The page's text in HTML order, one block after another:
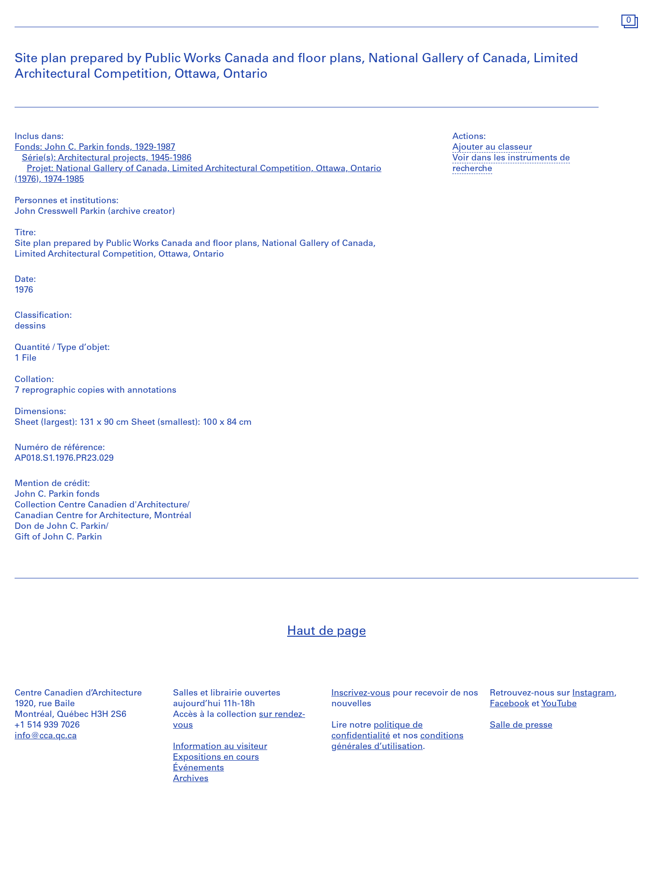
0
Site plan prepared by Public Works Canada and floor plans, National Gallery of Canada, Limited
Architectural Competition, Ottawa, Ontario
Inclus dans:
Fonds: John C. Parkin fonds, 1929-1987
Série(s): Architectural projects, 1945-1986
Projet: National Gallery of Canada, Limited Architectural Competition, Ottawa, Ontario
(1976), 1974-1985
Personnes et institutions:
John Cresswell Parkin (archive creator)
Titre:
Site plan prepared by Public Works Canada and floor plans, National Gallery of Canada,
Limited Architectural Competition, Ottawa, Ontario
Date:
1976
Classification:
dessins
Quantité / Type d’objet:
1 File
Collation:
7 reprographic copies with annotations
Dimensions:
Sheet (largest): 131 x 90 cm Sheet (smallest): 100 x 84 cm
Numéro de référence:
AP018.S1.1976.PR23.029
Mention de crédit:
John C. Parkin fonds
Collection Centre Canadien d'Architecture/
Canadian Centre for Architecture, Montréal
Don de John C. Parkin/
Gift of John C. Parkin
Actions:
Ajouter au classeur
Voir dans les instruments de
recherche
Haut de page
Centre Canadien d’Architecture
1920, rue Baile
Montréal, Québec H3H 2S6
+1 514 939 7026
info@cca.qc.ca
Salles et librairie ouvertes
aujourd’hui 11h-18h
Accès à la collection sur rendez-
vous
Information au visiteur
Expositions en cours
Événements
Archives
Inscrivez-vous pour recevoir de nos
nouvelles
Lire notre politique de
confidentialité et nos conditions
générales d’utilisation.
Retrouvez-nous sur Instagram,
Facebook et YouTube
Salle de presse